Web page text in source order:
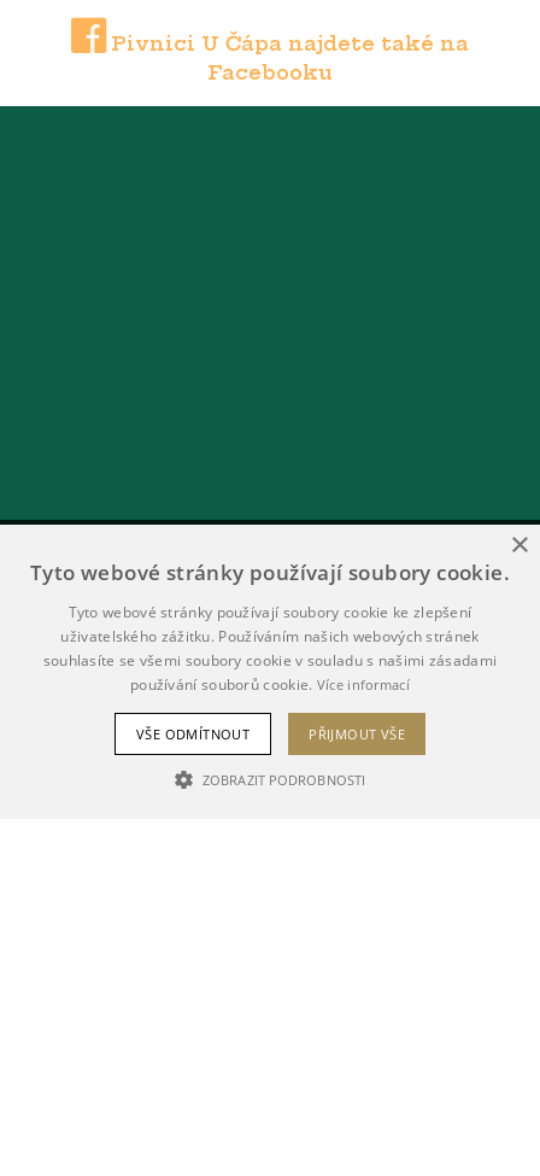
Pivnici U Čápa najdete také na
Facebooku
Obilní trh 10, Brno
+420 778 545 878
pivnice@pivnice-ucapa.cz
×
Tyto webové stránky používají soubory cookie.
Tyto webové stránky používají soubory cookie ke zlepšení
uživatelského zážitku. Používáním našich webových stránek
souhlasíte se všemi soubory cookie v souladu s našimi zásadami
používání souborů cookie. Více informací
PŘIJMOUT VŠE
VŠE ODMÍTNOUT
ZOBRAZIT PODROBNOSTI